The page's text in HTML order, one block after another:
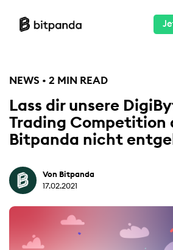
NEWS • 2 MIN READ
Lass dir unsere
Trading Competition
Bitpanda nicht
Von Bitpanda
17.02.2021